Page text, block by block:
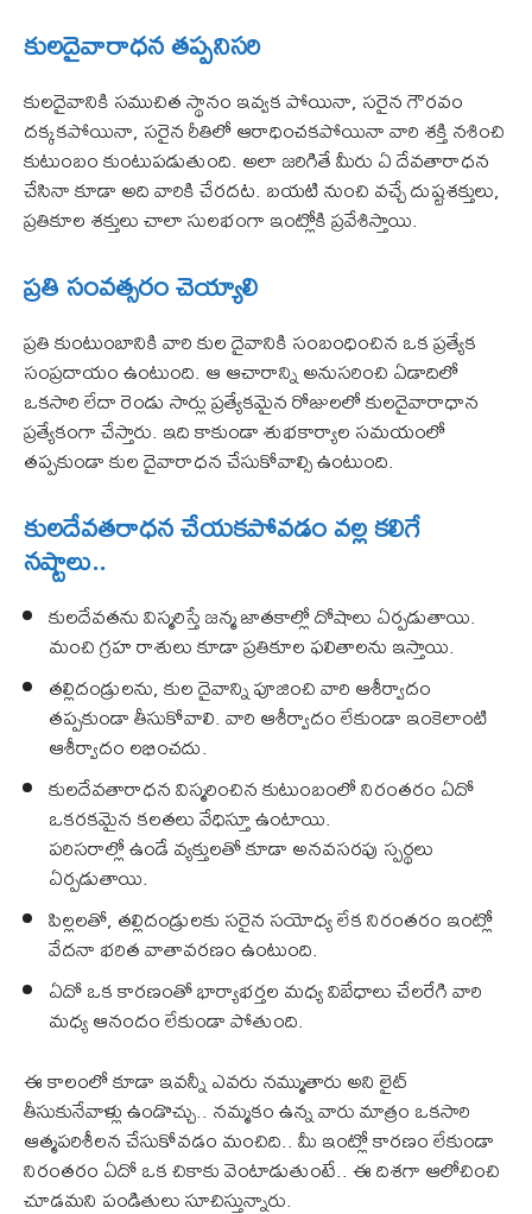
కులదైవారాధన తప్పనిసరి
కులదైవానికి సముచిత స్థానం ఇవ్వక పోయినా, సరైన గౌరవం
దక్కకపోయినా, సరైన రీతిలో ఆరాధించకపోయినా వారి శక్తి నశించి
కుటుంబం కుంటుపడుతుంది. అలా జరిగితే మీరు ఏ దేవతారాధన
చేసినా కూడా అది వారికి చేరదట. బయటి నుంచి వచ్చే దుష్టశక్తులు,
ప్రతికూల శక్తులు చాలా సులభంగా ఇంట్లోకి ప్రవేశిస్తాయి.
ప్రతి సంవత్సరం చెయ్యాలి
ప్రతి కుంటుంబానికి వారి కుల దైవానికి సంబంధించిన ఒక ప్రత్యేక
సంప్రదాయం ఉంటుంది. ఆ ఆచారాన్ని అనుసరించి ఏడాదిలో
ఒకసారి లేదా రెండు సార్లు ప్రత్యేకమైన రోజులలో కులదైవారాధాన
ప్రత్యేకంగా చేస్తారు. ఇది కాకుండా శుభకార్యాల సమయంలో
తప్పకుండా కుల దైవారాధన చేసుకోవాల్సి ఉంటుంది.
కులదేవతరాధన చేయకపోవడం వల్ల కలిగే
నష్టాలు..
కులదేవతను విస్మరిస్తే జన్మ జాతకాల్లో దోషాలు ఏర్పడుతాయి.
మంచి గ్రహ రాశులు కూడా ప్రతికూల ఫలితాలను ఇస్తాయి.
తల్లిదండ్రులను, కుల దైవాన్ని పూజించి వారి ఆశీర్వాదం
తప్పకుండా తీసుకోవాలి. వారి ఆశీర్వాదం లేకుండా ఇంకెలాంటి
ఆశీర్వాదం లభించదు.
కులదేవతారాధన విస్మరించిన కుటుంబంలో నిరంతరం ఏదో
ఒకరకమైన కలతలు వేధిస్తూ ఉంటాయి.
పరిసరాల్లో ఉండే వ్యక్తులతో కూడా అనవసరపు స్పర్థలు
ఏర్పడుతాయి.
పిల్లలతో, తల్లిదండ్రులకు సరైన సయోధ్య లేక నిరంతరం ఇంట్లో
వేదనా భరిత వాతావరణం ఉంటుంది.
ఏదో ఒక కారణంతో భార్యాభర్తల మధ్య విబేధాలు చేలరేగి వారి
మధ్య ఆనందం లేకుండా పోతుంది.
ఈ కాలంలో కూడా ఇవన్నీ ఎవరు నమ్ముతారు అని లైట్‌
తీసుకునేవాళ్లు ఉండొచ్చు.. నమ్మకం ఉన్న వారు మాత్రం ఒకసారి
ఆత్మపరిశీలన చేసుకోవడం మంచిది.. మీ ఇంట్లో కారణం లేకుండా
నిరంతరం ఏదో ఒక చికాకు వెంటాడుతుంటే.. ఈ దిశగా ఆలోచించి
చూడమని పండితులు సూచిస్తున్నారు.